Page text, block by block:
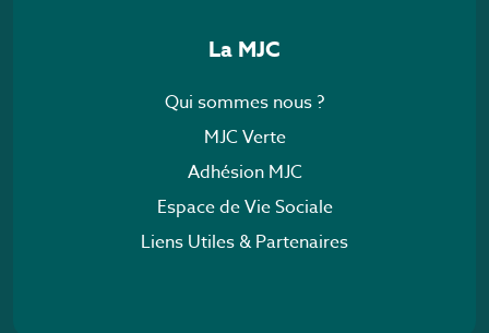
La MJC
Qui sommes nous ?
MJC Verte
Adhésion MJC
Espace de Vie Sociale
Liens Utiles & Partenaires